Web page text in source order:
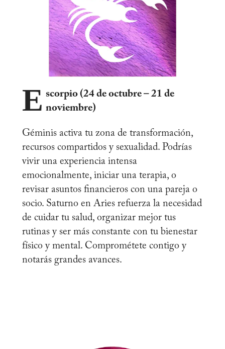
E scorpio (24 de octubre – 21 de
noviembre)
Géminis activa tu zona de transformación,
recursos compartidos y sexualidad. Podrías
vivir una experiencia intensa
emocionalmente, iniciar una terapia, o
revisar asuntos financieros con una pareja o
socio. Saturno en Aries refuerza la necesidad
de cuidar tu salud, organizar mejor tus
rutinas y ser más constante con tu bienestar
físico y mental. Comprométete contigo y
notarás grandes avances.